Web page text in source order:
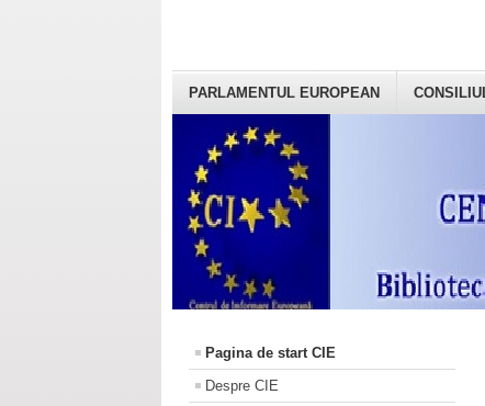
PARLAMENTUL EUROPEAN
Pagina de start CIE
Despre CIE